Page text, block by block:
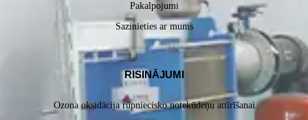
Pakalpojumi
Sazinieties ar mums
RISINĀJUMI
Ozona oksidācija rūpniecisko notekūdeņu attīrīšanai